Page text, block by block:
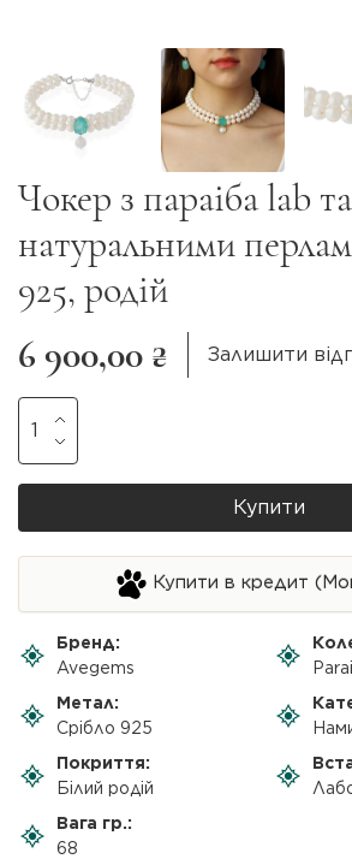
Чокер з параіба lab та
натуральними
925, родій
6 900,00 ₴
Залишити
Купити
Купити в кредит
Бренд:
Avegems
Метал:
Срібло 925
Покриття:
Білий родій
Вага гр.:
68